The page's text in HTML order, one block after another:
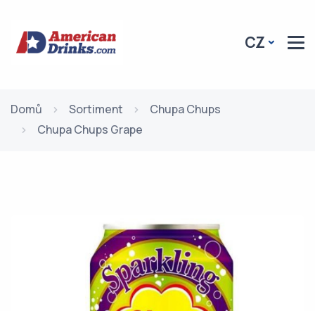
CZ
Domů Sortiment
Chupa Chups
Chupa Chups Grape